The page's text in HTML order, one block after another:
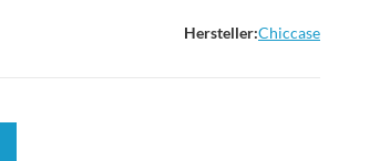
Hersteller:Chiccase